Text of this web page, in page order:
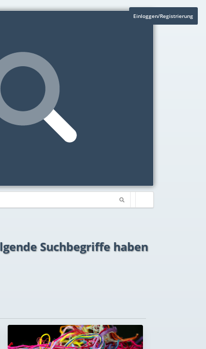
Einloggen/Registrierung
Suchbegriffe haben